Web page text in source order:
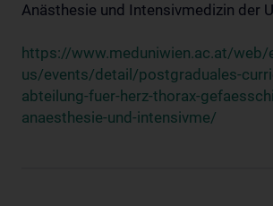
Anästhesie und Intensivmedizin der
https://www.meduniwien.ac.at/web/
us/events/detail/postgraduales-
abteilung-fuer-herz-thorax-
anaesthesie-und-intensivme/